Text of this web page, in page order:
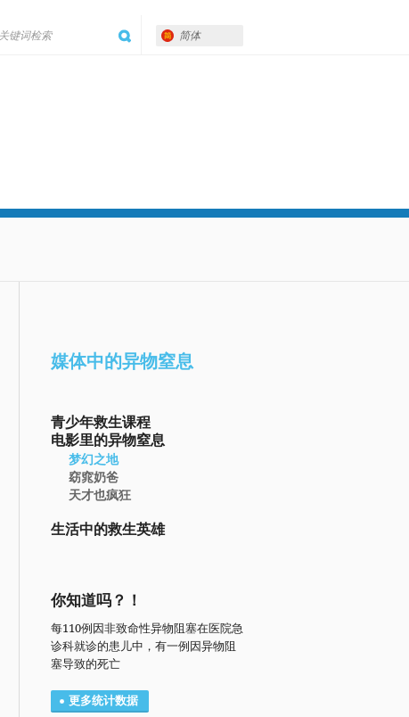
简体
媒体中的异物窒息
青少年救生课程
电影里的异物窒息
梦幻之地
窈窕奶爸
天才也疯狂
生活中的救生英雄
你知道吗？！
每110例因非致命性异物阻塞在医院急
诊科就诊的患儿中，有一例因异物阻
塞导致的死亡
更多统计数据